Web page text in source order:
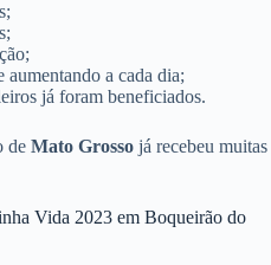
aumentando a cada dia;
já foram beneficiados.
de Mato Grosso já recebeu muitas
Vida 2023 em Boqueirão do